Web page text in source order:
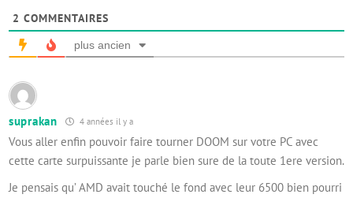
2 COMMENTAIRES
plus ancien
suprakan 4 années il y a
Vous aller enfin pouvoir faire tourner DOOM sur votre PC avec
cette carte surpuissante je parle bien sure de la toute 1ere version.
Je pensais qu’ AMD avait touché le fond avec leur 6500 bien pourri